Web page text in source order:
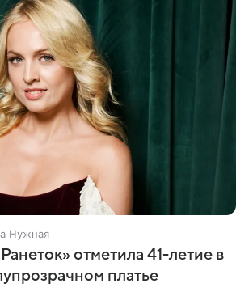
Нужная
отметила 41-летие в
платье